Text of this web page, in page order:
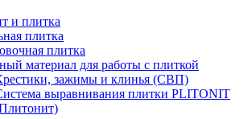
и плитка
плитка
плитка
материал для работы с плиткой
зажимы и клинья (СВП)
выравнивания плитки PLITONIT